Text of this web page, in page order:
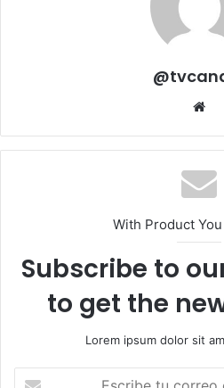
With Product
Subscribe to
to get the
Lorem ipsum dolor sit